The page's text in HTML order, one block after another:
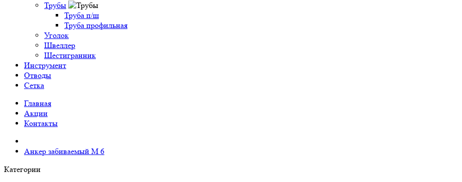
Трубы
Труба п/ш
Труба профильная
Уголок
Швеллер
Шестигранник
Инструмент
Отводы
Сетка
Главная
Акции
Контакты
Анкер забиваемый М 6
Категории